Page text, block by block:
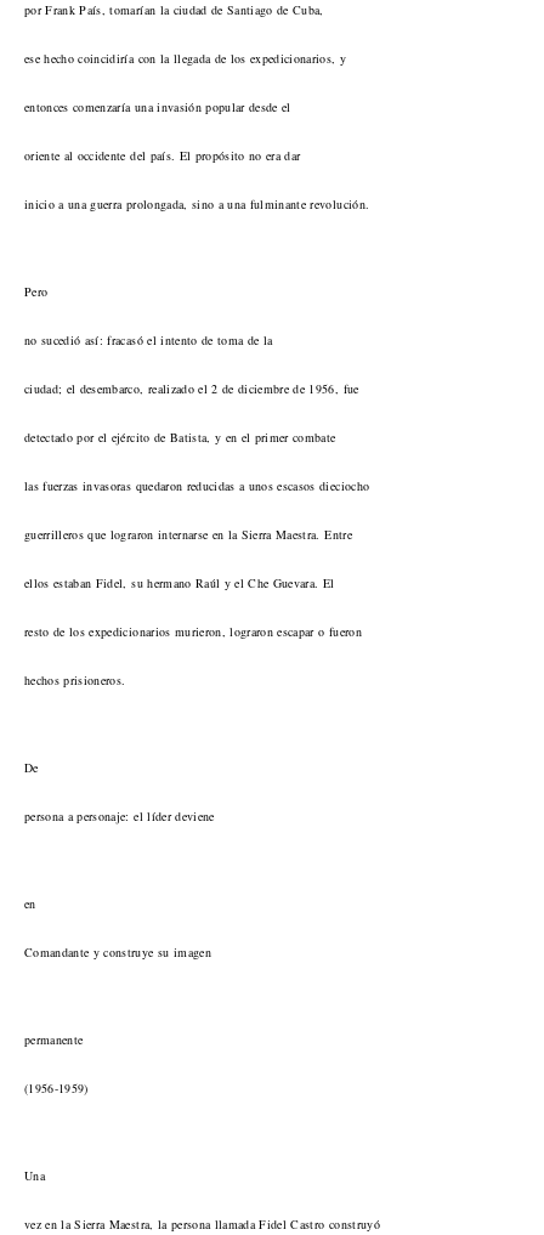
por Frank País, tomarían la ciudad de Santiago de Cuba,
ese hecho coincidiría con la llegada de los expedicionarios, y
entonces comenzaría una invasión popular desde el
oriente al occidente del país. El propósito no era dar
inicio a una guerra prolongada, sino a una fulminante revolución.
Pero
no sucedió así: fracasó el intento de toma de la
ciudad; el desembarco, realizado el 2 de diciembre de 1956, fue
detectado por el ejército de Batista, y en el primer combate
las fuerzas invasoras quedaron reducidas a unos escasos dieciocho
guerrilleros que lograron internarse en la Sierra Maestra. Entre
ellos estaban Fidel, su hermano Raúl y el Che Guevara. El
resto de los expedicionarios murieron, lograron escapar o fueron
hechos prisioneros.
De
persona a personaje: el líder deviene
en
Comandante y construye su imagen
permanente
(1956-1959)
Una
vez en la Sierra Maestra, la persona llamada Fidel Castro construyó